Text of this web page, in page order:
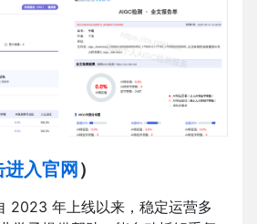
进入官网 ）
2023 年上线以来，稳定运营多